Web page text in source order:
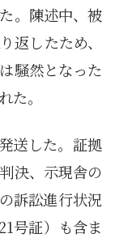
。陳述中、被
返したため、
騒然となった
た。
送した。証拠
決、示現舎の
訴訟進行状況
号証）も含ま